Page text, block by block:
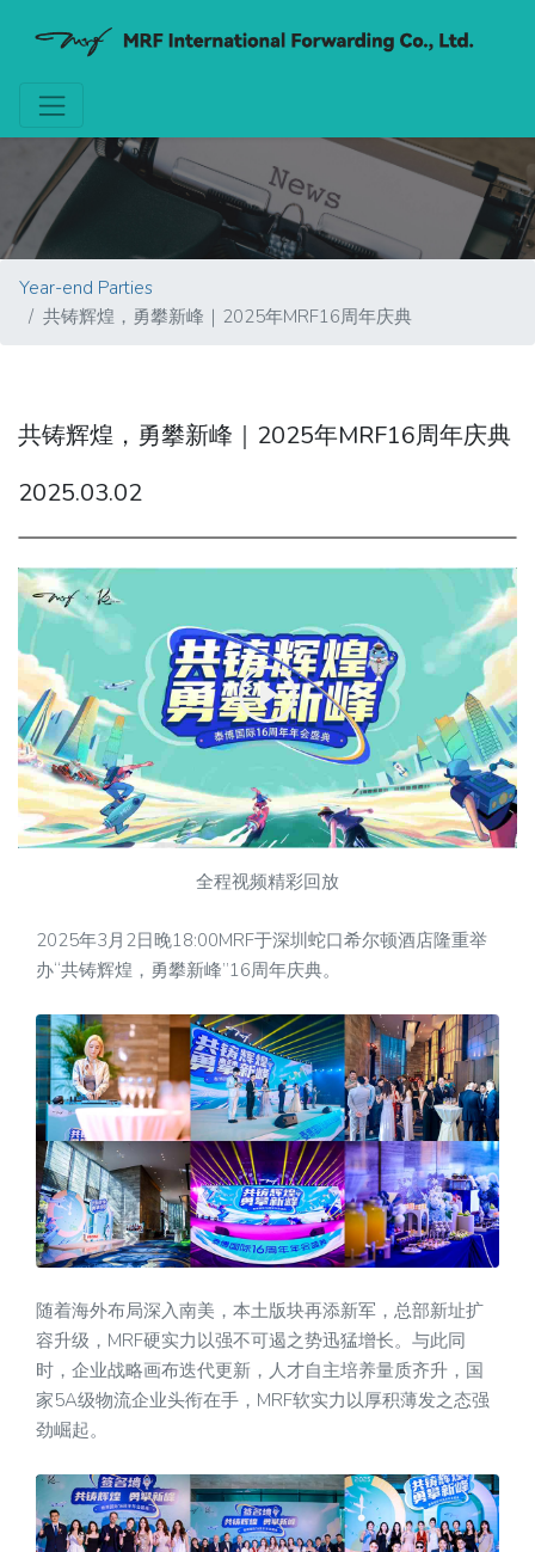
Year-end Parties
共铸辉煌，勇攀新峰｜2025年MRF16周年庆典
共铸辉煌，勇攀新峰｜2025年MRF16周年庆典
2025.03.02
全程视频精彩回放
2025年3月2日晚18:00MRF于深圳蛇口希尔顿酒店隆重举
办“共铸辉煌，勇攀新峰”16周年庆典。
随着海外布局深入南美，本土版块再添新军，总部新址扩
容升级，MRF硬实力以强不可遏之势迅猛增长。与此同
时，企业战略画布迭代更新，人才自主培养量质齐升，国
家5A级物流企业头衔在手，MRF软实力以厚积薄发之态强
劲崛起。